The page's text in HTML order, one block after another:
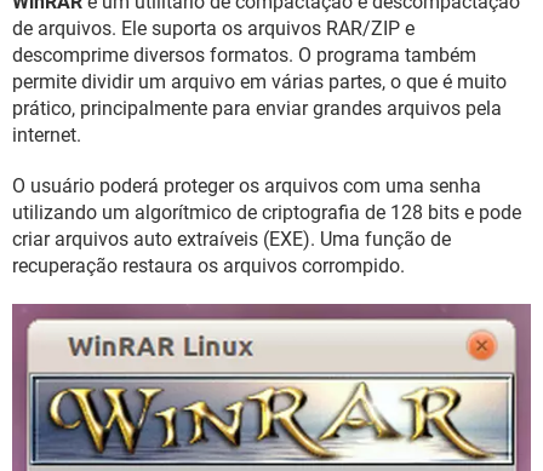
GUIA DE COMPRAS
de arquivos. Ele suporta os arquivos RAR/ZIP e
descomprime diversos formatos. O programa também
permite dividir um arquivo em várias partes, o que é muito
prático, principalmente para enviar grandes arquivos pela
internet.
O usuário poderá proteger os arquivos com uma senha
utilizando um algorítmico de criptografia de 128 bits e pode
criar arquivos auto extraíveis (EXE). Uma função de
recuperação restaura os arquivos corrompido.